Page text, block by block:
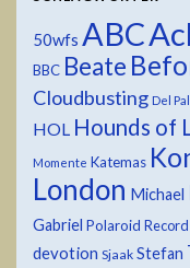
50wfs ABC
BBC Beate
Cloudbusting Del
HOL Hounds of
Momente Katemas
London Michael
Gabriel Polaroid
devotion Sjaak Stefan